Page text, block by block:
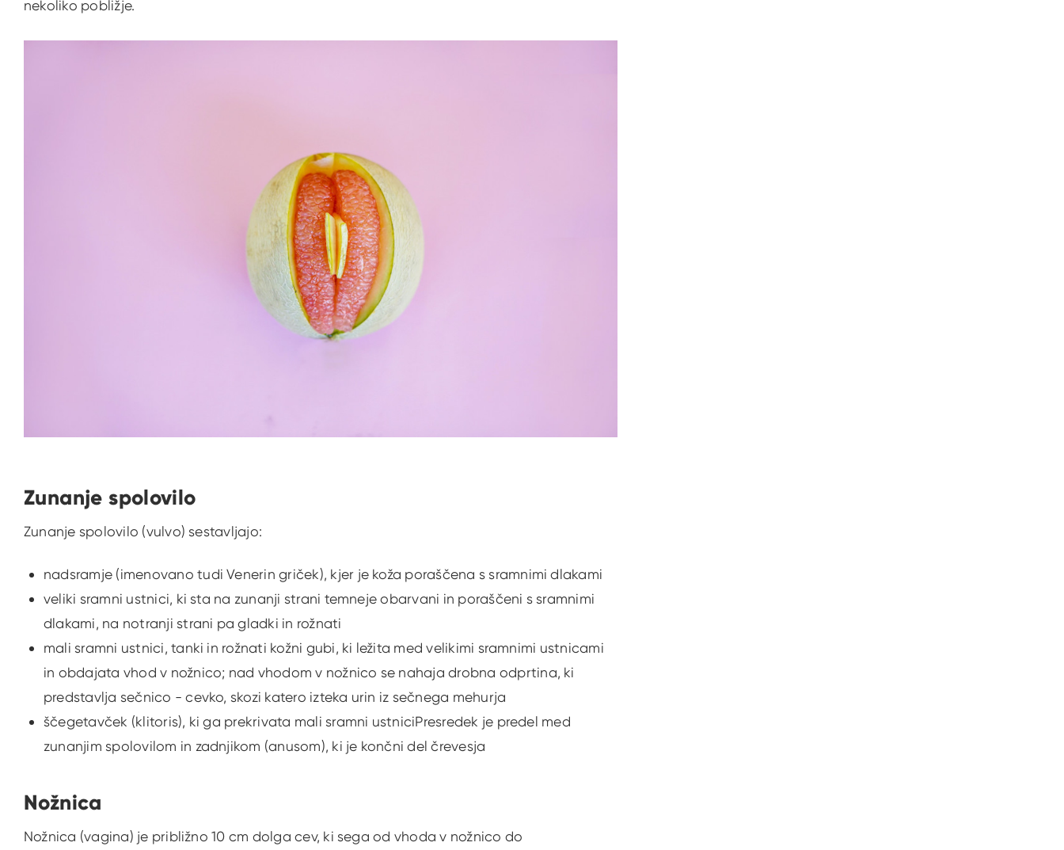
nekoliko pobližje.
Zunanje spolovilo
Zunanje spolovilo (vulvo) sestavljajo:
nadsramje (imenovano tudi Venerin griček), kjer je koža poraščena s sramnimi dlakami
veliki sramni ustnici, ki sta na zunanji strani temneje obarvani in poraščeni s sramnimi
dlakami, na notranji strani pa gladki in rožnati
mali sramni ustnici, tanki in rožnati kožni gubi, ki ležita med velikimi sramnimi ustnicami
in obdajata vhod v nožnico; nad vhodom v nožnico se nahaja drobna odprtina, ki
predstavlja sečnico - cevko, skozi katero izteka urin iz sečnega mehurja
ščegetavček (klitoris), ki ga prekrivata mali sramni ustniciPresredek je predel med
zunanjim spolovilom in zadnjikom (anusom), ki je končni del črevesja
Nožnica
Nožnica (vagina) je približno 10 cm dolga cev, ki sega od vhoda v nožnico do